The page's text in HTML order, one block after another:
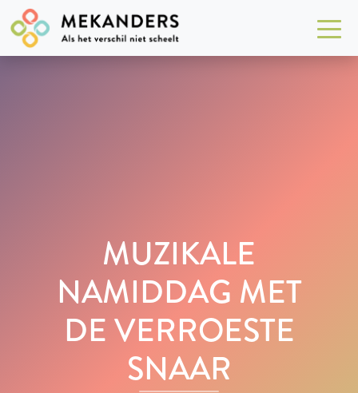
MUZIKALE
NAMIDDAG MET
DE VERROESTE
SNAAR